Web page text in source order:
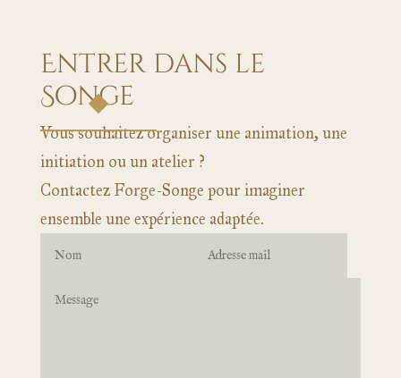
Entrer dans le
Songe
Vous souhaitez organiser une animation, une
initiation ou un atelier ?
Contactez Forge-Songe pour imaginer
ensemble une expérience adaptée.